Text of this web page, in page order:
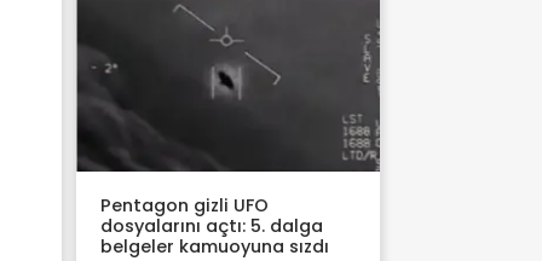
Pentagon gizli UFO
dosyalarını açtı: 5. dalga
belgeler kamuoyuna sızdı